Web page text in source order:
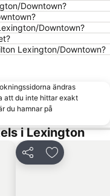
Downtown?
Downtown?
Lexington/Downtown?
ändras
att du inte hittar exakt
du hamnar på
i Lexington
Dela Lägg till i